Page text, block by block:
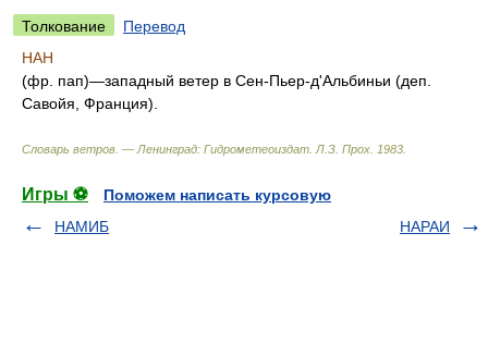
Толкование
Перевод
НАН
(фр. пап)—западный ветер в Сен-Пьер-д'Альбиньи (деп.
Савойя, Франция).
Словарь ветров. — Ленинград: Гидрометеоиздат Л.З. Прох 1983
Игры ⚽
Поможем написать курсовую
НАМИБ
НАРАИ